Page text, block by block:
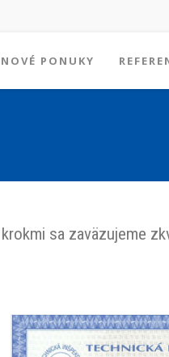
PONUKY
sa zaväzujeme